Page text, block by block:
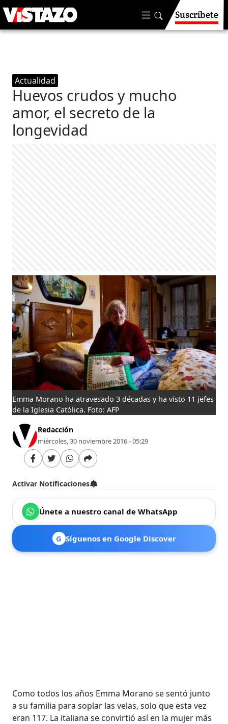
Suscríbete
Actualidad
Huevos crudos y mucho
amor, el secreto de la
longevidad
Emma Morano ha atravesado 3 décadas y ha visto 11 jefes
de la Iglesia Católica. Foto: AFP
Redacción
miércoles, 30 noviembre 2016 - 05:29
Activar Notificaciones
Únete a nuestro canal de WhatsApp
G Síguenos en Google Discover
Como todos los años Emma Morano se sentó junto
a su familia para soplar las velas, solo que esta vez
eran 117. La italiana se convirtió así en la mujer más